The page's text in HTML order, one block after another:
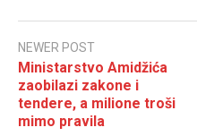
NEWER POST
Ministarstvo Amidžića
zaobilazi zakone i
tendere, a milione troši
mimo pravila